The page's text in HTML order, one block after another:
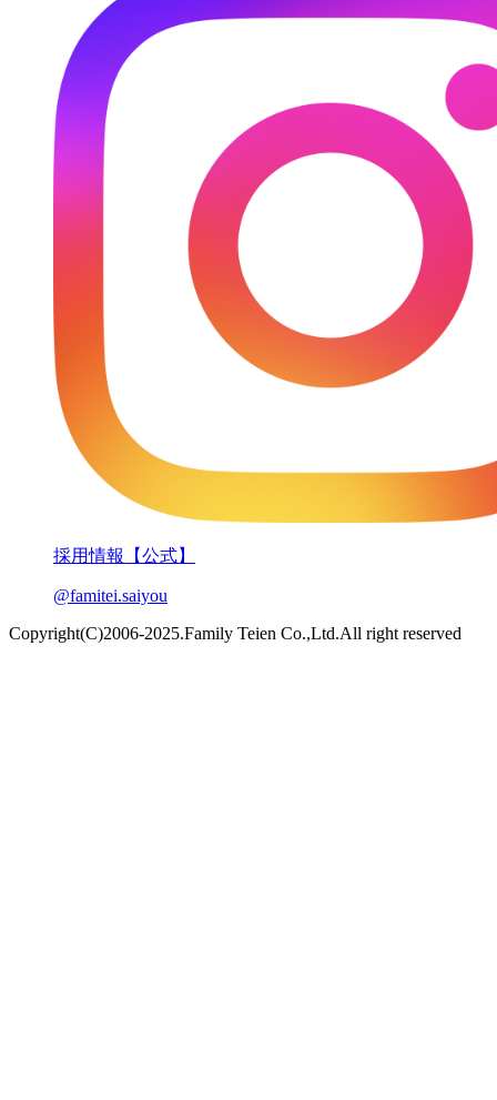
採用情報【公式】
@famitei.saiyou
Copyright(C)2006-2025.Family Teien Co.,Ltd.All right reserved